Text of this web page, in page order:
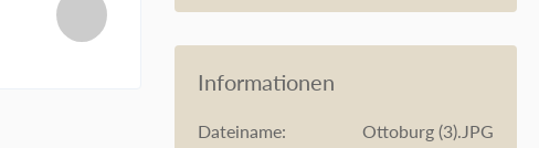
Informationen
Dateiname
Ottoburg (3).JPG